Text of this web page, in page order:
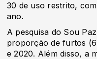
30 de uso restrito,
ano.
A pesquisa do Sou
proporção de furtos (6
e 2020. Além disso, a